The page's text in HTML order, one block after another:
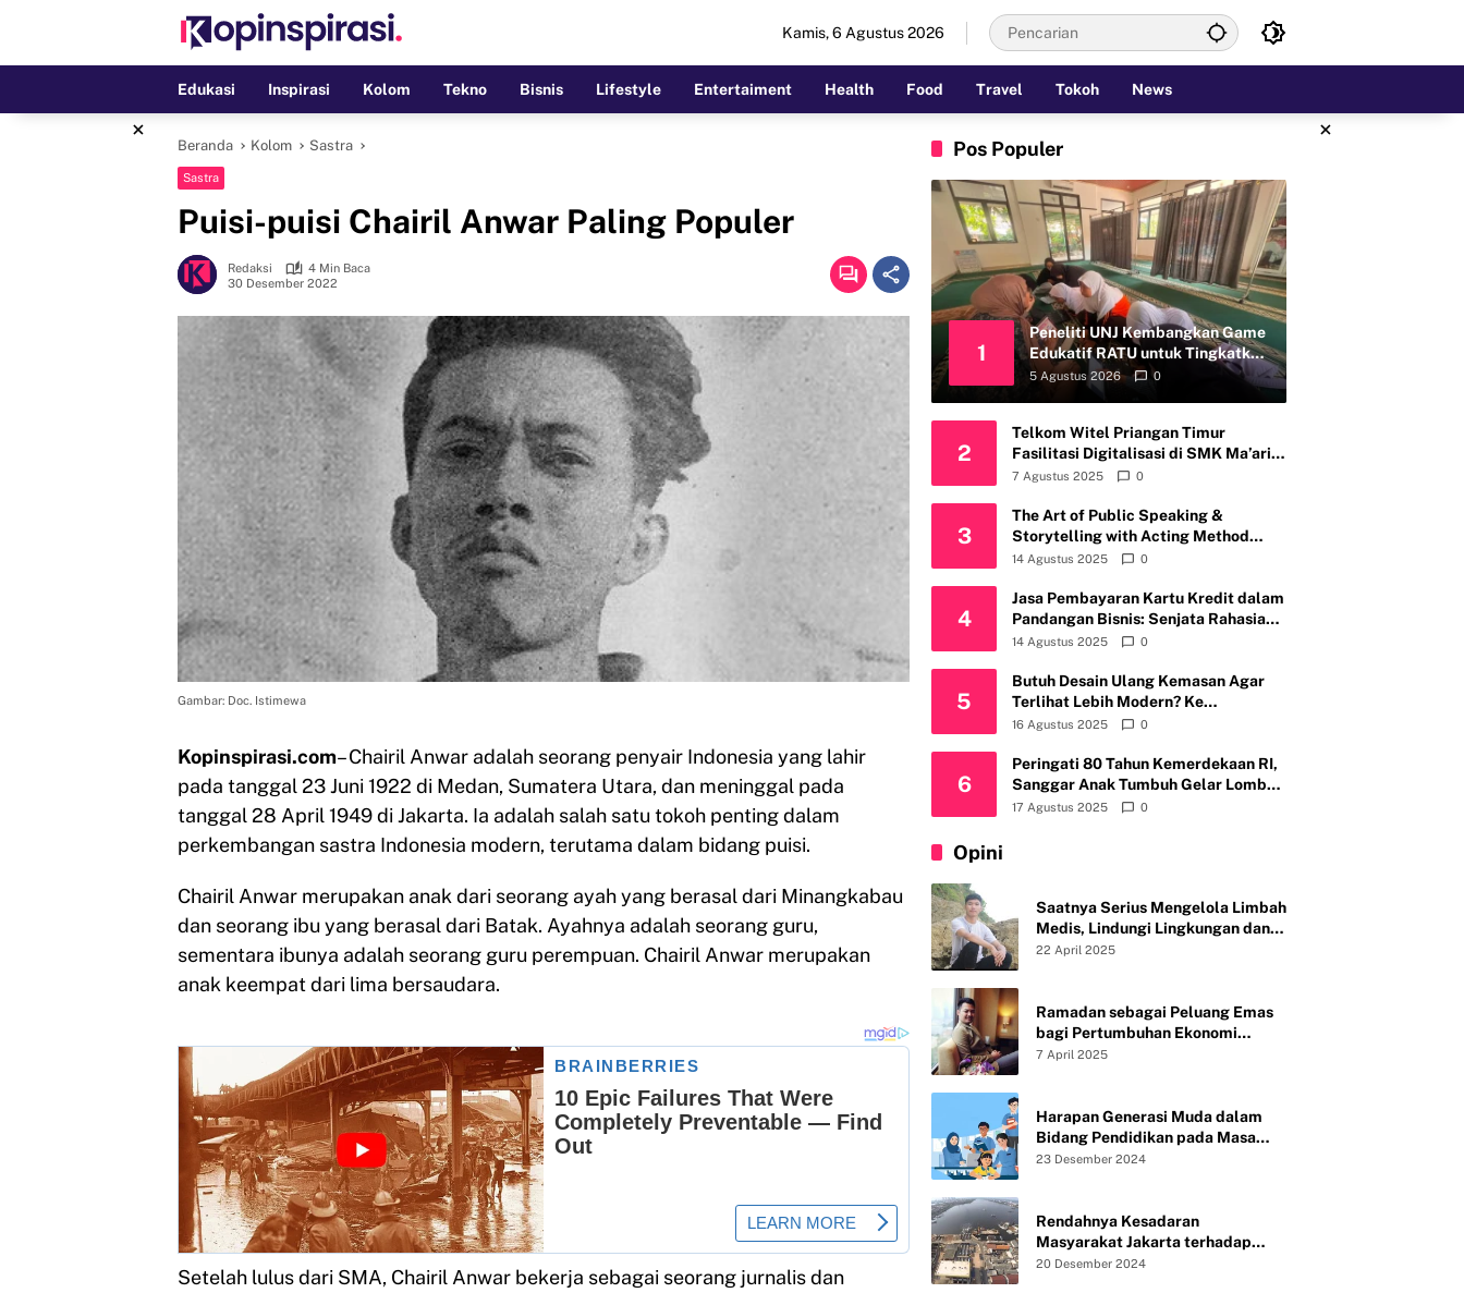
Kamis, 6 Agustus 2026
Edukasi Inspirasi Kolom Tekno Bisnis Lifestyle Entertaiment Health Food Travel Tokoh News
× ×
Beranda Kolom Sastra
Sastra
Puisi-puisi Chairil Anwar Paling Populer
Redaksi
4 Min Baca
30 Desember 2022
Gambar: Doc. Istimewa
Kopinspirasi.com– Chairil Anwar adalah seorang penyair Indonesia yang lahir
pada tanggal 23 Juni 1922 di Medan, Sumatera Utara, dan meninggal pada
tanggal 28 April 1949 di Jakarta. Ia adalah salah satu tokoh penting dalam
perkembangan sastra Indonesia modern, terutama dalam bidang puisi.
Chairil Anwar merupakan anak dari seorang ayah yang berasal dari Minangkabau
dan seorang ibu yang berasal dari Batak. Ayahnya adalah seorang guru,
sementara ibunya adalah seorang guru perempuan. Chairil Anwar merupakan
anak keempat dari lima bersaudara.
Setelah lulus dari SMA, Chairil Anwar bekerja sebagai seorang jurnalis dan
Pos Populer
1
Peneliti UNJ Kembangkan Game
Edukatif RATU untuk Tingkatkan
Kemandirian Perawatan Organ
Reproduksi Anak Hambatan
5 Agustus 2026 0
2
Telkom Witel Priangan Timur
Fasilitasi Digitalisasi di SMK Ma’arif
Al Ghozali Cirebon
7 Agustus 2025 0
3
The Art of Public Speaking &
Storytelling with Acting Method
Bersama SANTRI, Sahabat Anti Riba
Depok
14 Agustus 2025 0
4
Jasa Pembayaran Kartu Kredit dalam
Pandangan Bisnis: Senjata Rahasia
atau Bom Waktu?
14 Agustus 2025 0
5
Butuh Desain Ulang Kemasan Agar
Terlihat Lebih Modern? Ke
Fruitylogic.com Aja
16 Agustus 2025 0
6
Peringati 80 Tahun Kemerdekaan RI,
Sanggar Anak Tumbuh Gelar Lomba
Mewarnai & Menggambar, Ajak Anak
17 Agustus 2025 0
Opini
Saatnya Serius Mengelola Limbah
Medis, Lindungi Lingkungan dan
Kesehatan Publik
22 April 2025
Ramadan sebagai Peluang Emas
bagi Pertumbuhan Ekonomi
Syariah UMKM
7 April 2025
Harapan Generasi Muda dalam
Bidang Pendidikan pada Masa
Presiden Baru Republik Indonesia
23 Desember 2024
Rendahnya Kesadaran
Masyarakat Jakarta terhadap
Kebersihan Lingkungan
20 Desember 2024